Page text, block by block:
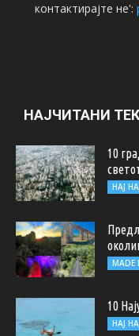
контактирајте не':
НАЈЧИТАНИ
10
НАЈ
MADE
10
НАЈ